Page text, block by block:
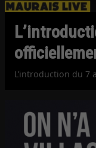
L’introduction du 7